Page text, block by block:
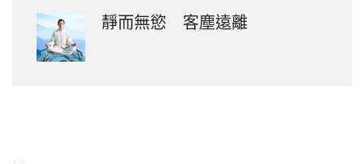
靜而無慾 客塵遠離